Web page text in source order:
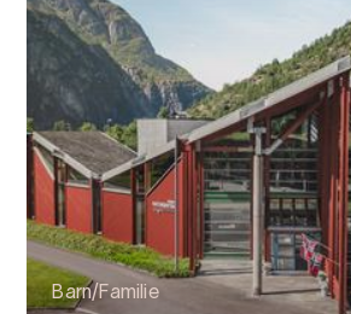
Barn/Familie